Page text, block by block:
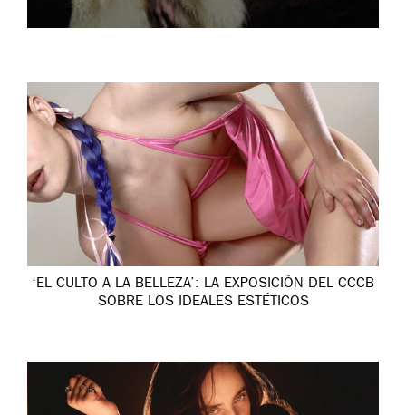
‘EL CULTO A LA BELLEZA’: LA EXPOSICIÓN DEL CCCB
SOBRE LOS IDEALES ESTÉTICOS